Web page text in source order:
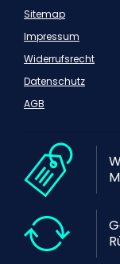
Sitemap
Impressum
Widerrufsrecht
Datenschutz
AGB